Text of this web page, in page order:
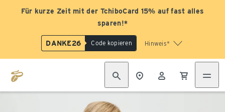
Für kurze Zeit mit der TchiboCard 15% auf fast alles
sparen!*
DANKE26 Code kopieren Hinweis*